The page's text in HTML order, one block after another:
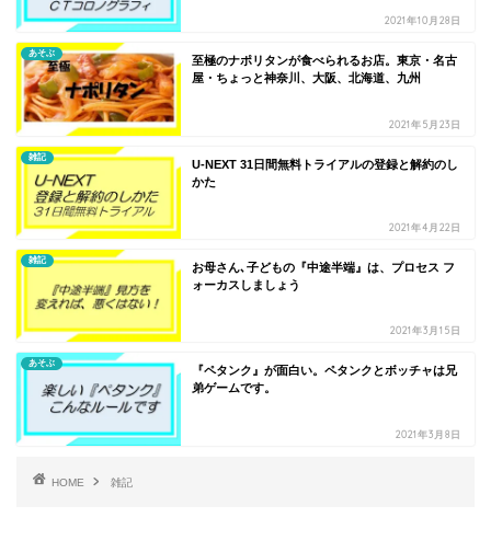
2021年10月28日
あそぶ
至極のナポリタンが食べられるお店。東京・名古
屋・ちょっと神奈川、大阪、北海道、九州
2021年5月23日
雑記
U-NEXT 31日間無料トライアルの登録と解約のし
かた
2021年4月22日
雑記
お母さん､子どもの『中途半端』は、プロセス フ
ォーカスしましょう
2021年3月15日
あそぶ
『ペタンク』が面白い。ペタンクとボッチャは兄
弟ゲームです。
2021年3月8日
HOME 雑記